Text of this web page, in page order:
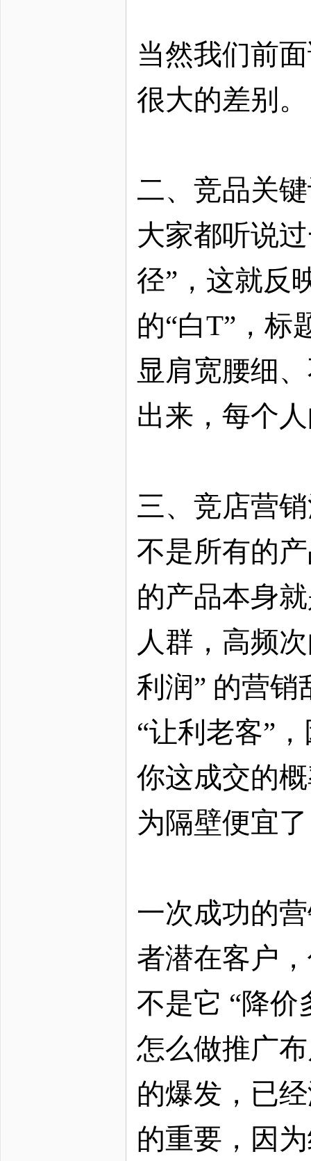
当然我们前
很大的差别。
二、竞品关
大家都听说
径”，这就反
的“白T”，标
显肩宽腰细
出来，每个
三、竞店营
不是所有的
的产品本身
人群，高频
利润” 的营
“让利老客”
你这成交的
为隔壁便宜
一次成功的
者潜在客户
不是它 “降价
怎么做推广
的爆发，已
的重要，因